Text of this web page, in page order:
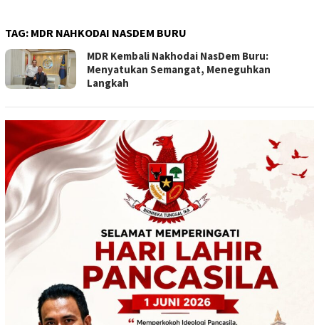
TAG: MDR NAHKODAI NASDEM BURU
MDR Kembali Nakhodai NasDem Buru:
Menyatukan Semangat, Meneguhkan
Langkah